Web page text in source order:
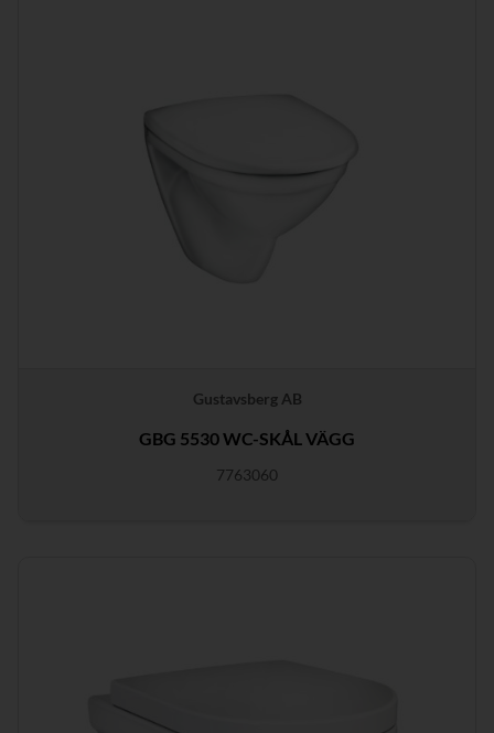
Gustavsberg AB
GBG 5530 WC-SKÅL VÄGG
7763060